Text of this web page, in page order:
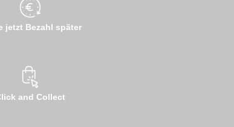
jetzt Bezahl später
and Collect